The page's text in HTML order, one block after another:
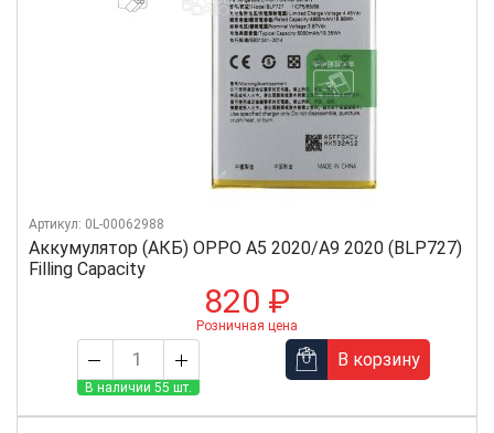
Аккумулятор (АКБ) OPPO A5 2020/A9 2020 (BLP727)
Filling Capacity
Артикул: 0L-00062988
820 ₽
Розничная цена
В наличии 55 шт.
В корзину